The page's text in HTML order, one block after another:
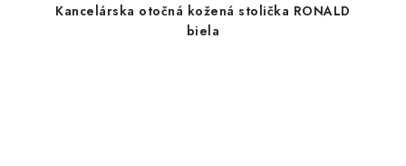
Kancelárska otočná kožená stolička RONALD
biela